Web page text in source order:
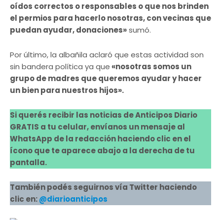
oídos correctos o responsables o que nos brinden
el permios para hacerlo nosotras, con vecinas que
puedan ayudar, donaciones»sumó.
Por último, la albañila aclaró que estas actividad son
sin bandera política ya que «nosotras somos un
grupo de madres que queremos ayudar y hacer
un bien para nuestros hijos».
Si querés recibir las noticias de Anticipos Diario
GRATIS a tu celular, envíanos un mensaje al
WhatsApp de la redacción haciendo clic en el
ícono que te aparece abajo a la derecha de tu
pantalla.
También podés seguirnos vía Twitter haciendo
clic en:@diarioanticipos